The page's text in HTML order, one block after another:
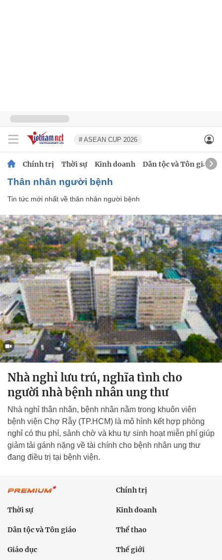
# ASEAN CUP 2026
Chính trị Thời sự Kinh doanh Dân tộc và Tôn giáo
thân nhân người bệnh
Tin tức mới nhất về thân nhân người bệnh
Nhà nghỉ lưu trú, nghĩa tình cho
người nhà bệnh nhân ung thư
Nhà nghỉ thân nhân, bệnh nhân nằm trong khuôn viên
bệnh viện Chợ Rẫy (TP.HCM) là mô hình kết hợp phòng
nghỉ có thu phí, sảnh chờ và khu tự sinh hoạt miễn phí giúp
giảm tải gánh nặng về tài chính cho bệnh nhân ung thư
đang điều trị tại bệnh viện.
Chính trị
Thời sự Kinh doanh
Dân tộc và Tôn giáo Thể thao
Giáo dục Thế giới